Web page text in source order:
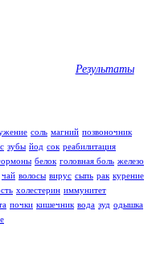
Результаты
соль магний позвоночник
зубы йод сок реабилитация
белок головная боль железо
чай волосы вирус сыпь рак курение
холестерин иммунитет
почки кишечник вода зуд одышка